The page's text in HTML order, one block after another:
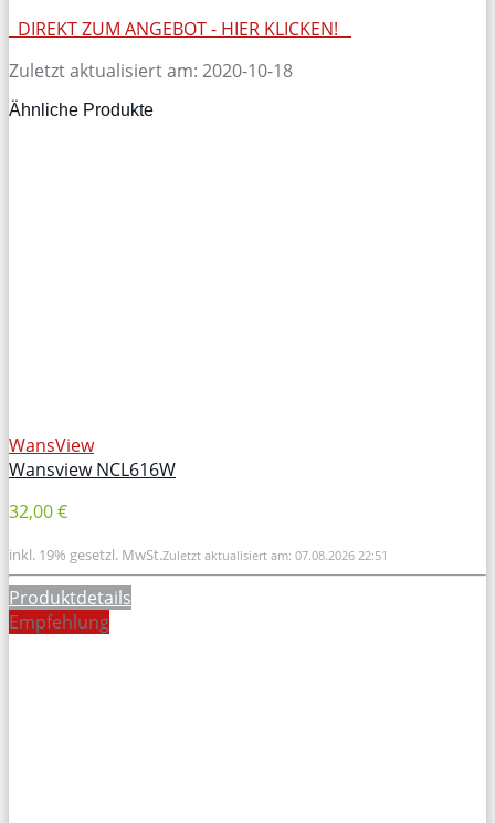
DIREKT ZUM ANGEBOT - HIER KLICKEN!
Zuletzt aktualisiert am: 2020-10-18
Ähnliche Produkte
WansView
Wansview NCL616W
32,00 €
inkl. 19% gesetzl. MwSt.Zuletzt aktualisiert am: 07.08.2026 22:51
Produktdetails
Empfehlung